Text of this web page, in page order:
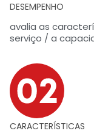
DESEMPENHO
avalia as
serviço / a
CARACTERÍSTICAS